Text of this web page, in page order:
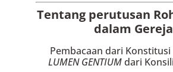
Tentang perutusan
dalam Gereja
Pembacaan dari
LUMEN GENTIUMdari